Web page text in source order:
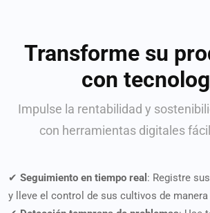
Transforme su
con
Impulse la rentabilidad y
con herramientas digitales
✔ Seguimiento en tiempo real : Registre
y lleve el control de sus cultivos de